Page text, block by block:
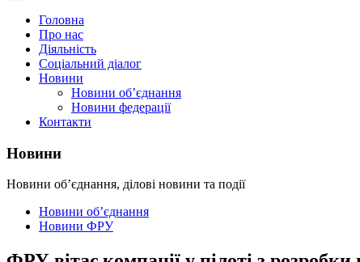
Головна
Про нас
Діяльність
Соціальний діалог
Новини
Новини об’єднання
Новини федерації
Контакти
Новини
Новини об’єднання, ділові новини та події
Новини об’єднання
Новини ФРУ